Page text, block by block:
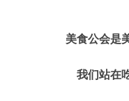
美食公会是
我们站在